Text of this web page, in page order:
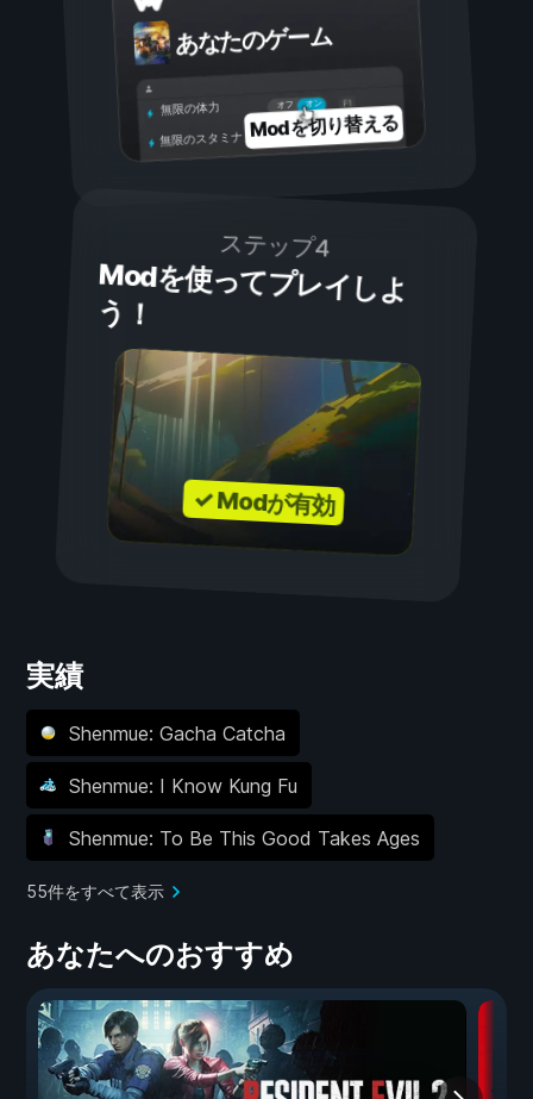
あなたのゲーム
オン
オフ
無限の体力
無限のスタミナ Modを切り替える
ステップ4
Modを使ってプレイしよ
う！
✓ Modが有効
実績
Shenmue: Gacha Catcha
Shenmue: I Know Kung Fu
Shenmue: To Be This Good Takes Ages
55件をすべて表示
あなたへのおすすめ